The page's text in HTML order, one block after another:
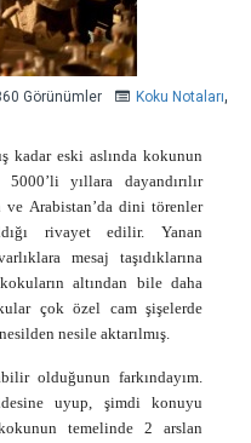
Görünümler Koku Notaları,
kadar eski aslında kokunun
yıllara dayandırılır
Arabistan’da dini törenler
rivayet edilir. Yanan
mesaj taşıdıklarına
altından bile daha
çok özel cam şişelerde
nesile aktarılmış.
olduğunun farkındayım.
uyup, şimdi konuyu
kokunun temelinde 2 arslan